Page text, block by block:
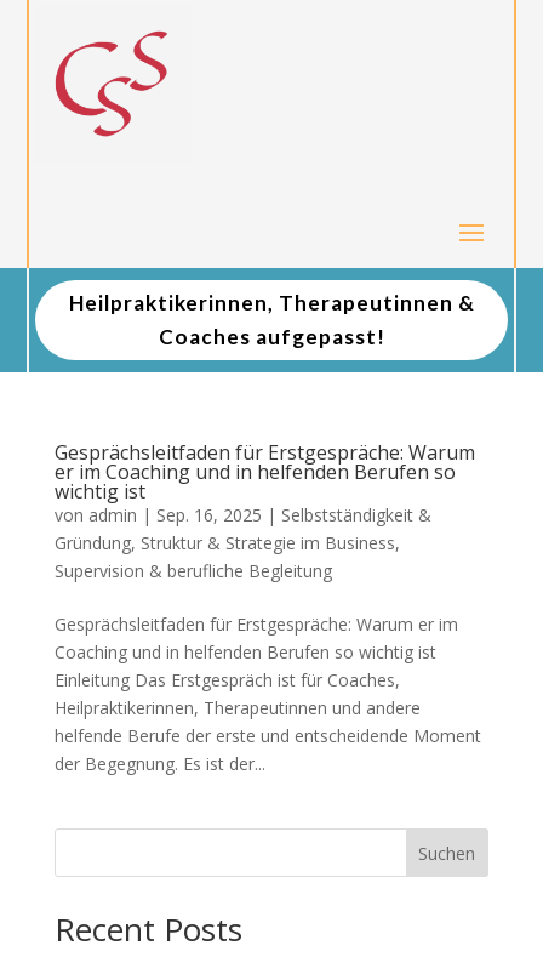
Heilpraktikerinnen, Therapeutinnen &
Coaches aufgepasst!
Gesprächsleitfaden für Erstgespräche: Warum
er im Coaching und in helfenden Berufen so
wichtig ist
von admin | Sep. 16, 2025 | Selbstständigkeit &
Gründung, Struktur & Strategie im Business,
Supervision & berufliche Begleitung
Gesprächsleitfaden für Erstgespräche: Warum er im
Coaching und in helfenden Berufen so wichtig ist
Einleitung Das Erstgespräch ist für Coaches,
Heilpraktikerinnen, Therapeutinnen und andere
helfende Berufe der erste und entscheidende Moment
der Begegnung. Es ist der...
Suchen
Recent Posts